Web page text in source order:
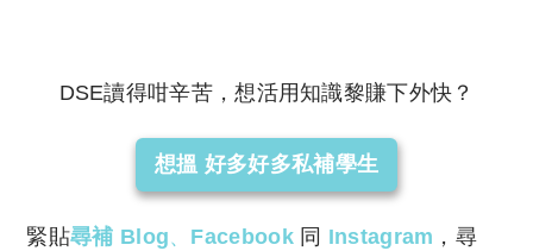
DSE讀得咁辛苦，想活用知識黎賺下外快？
想搵 好多好多私補學生
緊貼尋補 Blog、 Facebook 同 Instagram ，尋